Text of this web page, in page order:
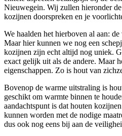
Nieuwegein. Wij zullen hieronder
kozijnen doorspreken en je
We haalden het hierboven al aan:
Maar hier kunnen we nog een
kozijnen zijn echt altijd nog uniek.
exact gelijk uit als de andere. Maar
eigenschappen. Zo is hout van
Bovenop de warme uitstraling is
geschikt om warmte binnen te
aandachtspunt is dat houten
kunnen worden met de nodige
dus ook nog eens bij aan de